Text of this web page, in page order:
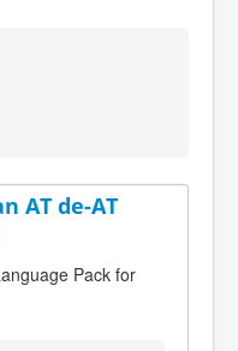
AT de-AT
Pack for